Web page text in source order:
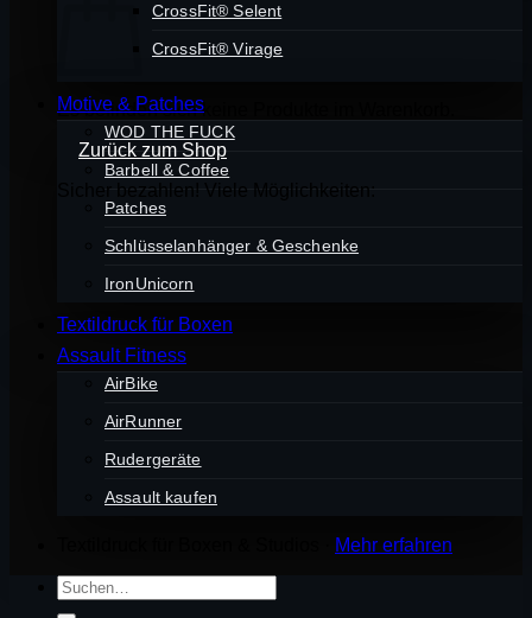
Es befinden sich keine Produkte im Warenkorb.
Zurück zum Shop
Sicher bezahlen! Viele Möglichkeiten:
CrossFit® Selent
CrossFit® Virage
Motive & Patches
WOD THE FUCK
Barbell & Coffee
Patches
Schlüsselanhänger & Geschenke
IronUnicorn
Textildruck für Boxen
Assault Fitness
AirBike
AirRunner
Rudergeräte
Assault kaufen
Mehr erfahren
Suchen
nach: